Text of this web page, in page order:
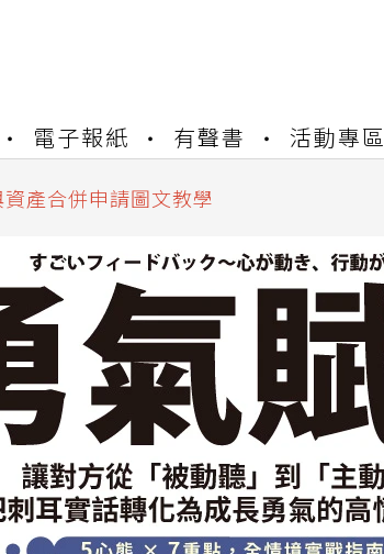
電子報紙 有聲書 活動專區
開通申請
產合併申請圖文教學
合併結果查詢